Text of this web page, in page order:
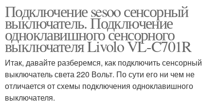
Подключение sesoo сенсорный
выключатель. Подключение
одноклавишного сенсорного
выключателя Livolo VL-C701R
Итак, давайте разберемся, как подключить сенсорный
выключатель света 220 Вольт. По сути его ни чем не
отличается от схемы подключения одноклавишного
выключателя.